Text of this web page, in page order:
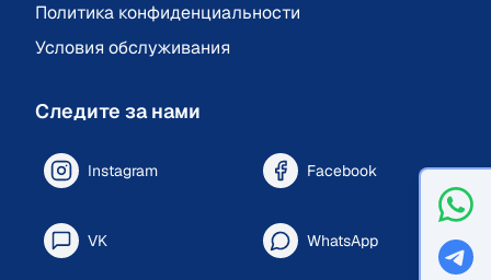
Политика конфиденциальности
Условия обслуживания
Следите за нами
Instagram Facebook
VK WhatsApp